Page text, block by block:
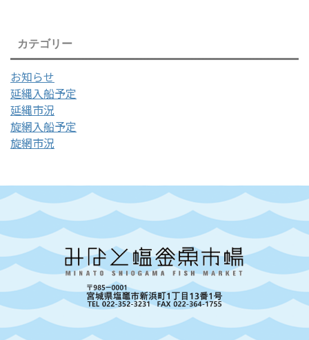
カテゴリー
お知らせ
延縄入船予定
延縄市況
旋網入船予定
旋網市況